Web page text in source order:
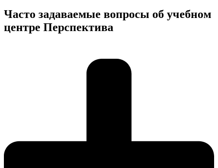
Часто задаваемые вопросы об учебном
центре Перспектива